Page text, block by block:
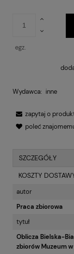
egz.
Wydawca: inne
zapytaj o
poleć
SZCZEGÓŁY
KOSZTY
CENA NIE
autor
Praca zbiorowa
tytuł
Oblicza Bielska-
zbiorów Muzeum